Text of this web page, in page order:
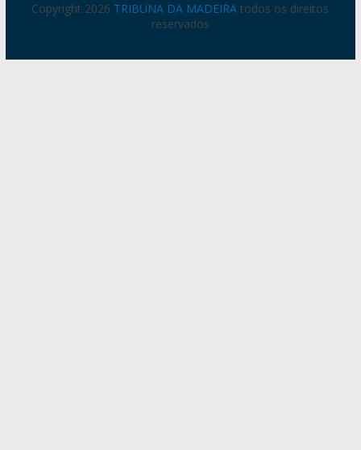
Copyright 2026 TRIBUNA DA MADEIRA todos os direitos
reservados